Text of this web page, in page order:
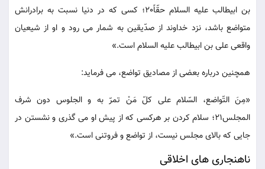
بن ابیطالب علیه السلام حقّاً20؛ کسی که در دنیا نسبت به برادرانش
متواضع باشد، نزد خداوند از صدّیقین به شمار می رود و او از شیعیان
واقعی علی بن ابیطالب علیه السلام است.»
همچنین درباره بعضی از مصادیق تواضع، می فرماید:
«مِنَ التّواضع، السّلام علی کلّ مَنْ تمرّ به و الجلوس دون شرف
المجلس21؛ سلام کردن بر هرکسی که از پیش او می گذری و نشستن در
جایی که بالای مجلس نیست، از تواضع و فروتنی است.»
ناهنجاری های اخلاقی